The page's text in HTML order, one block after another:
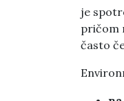
je
pričom
často